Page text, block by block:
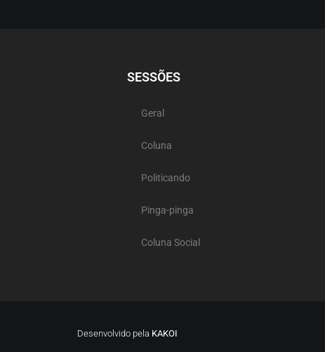
SESSÕES
Geral
Coluna
Politicando
Pinga-pinga
Coluna Social
Desenvolvido pela KAKOI